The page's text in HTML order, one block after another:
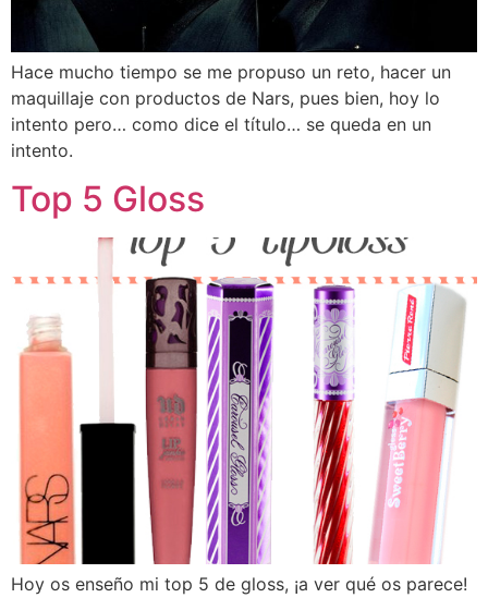
Hace mucho tiempo se me propuso un reto, hacer un
maquillaje con productos de Nars, pues bien, hoy lo
intento pero… como dice el título… se queda en un
intento.
Top 5 Gloss
Hoy os enseño mi top 5 de gloss, ¡a ver qué os parece!